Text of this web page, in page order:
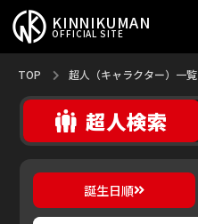
KINNIKUMAN
OFFICIAL SITE
TOP
キン肉マンとは？
アニメ
TOP 超人（キャラクター）一覧
超人検索
誕生日順